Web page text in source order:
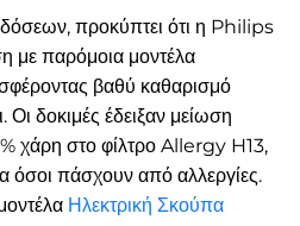
προκύπτει ότι η Philips
με παρόμοια μοντέλα
βαθύ καθαρισμό
Οι δοκιμές έδειξαν μείωση
χάρη στο φίλτρο Allergy H13,
όσοι πάσχουν από αλλεργίες.
Ηλεκτρική Σκούπα